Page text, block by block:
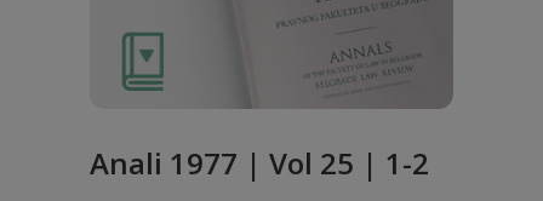
Anali 1977 | Vol 25 | 1-2